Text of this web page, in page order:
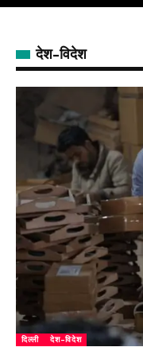
देश-विदेश
दिल्ली देश-विदेश